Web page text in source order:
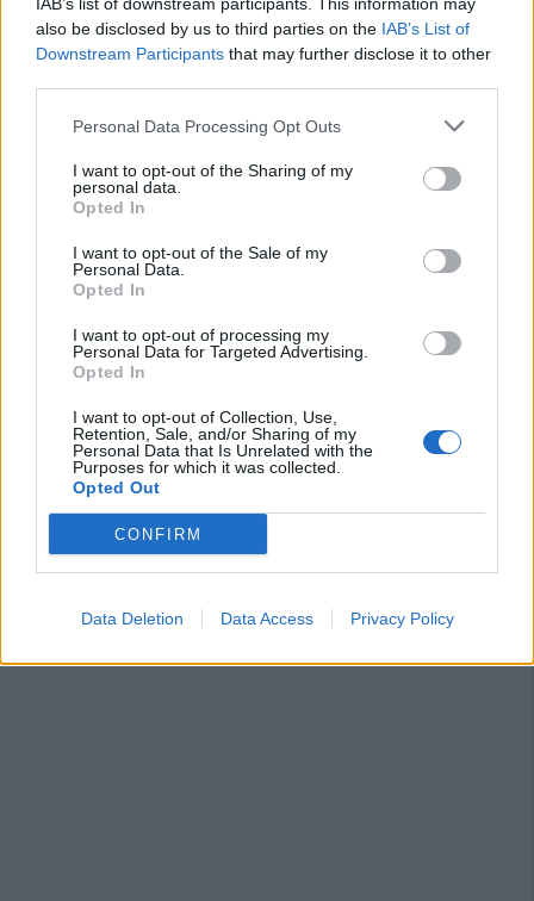
also be disclosed by us to third parties on the IAB’s List of
Downstream Participants that may further disclose it to other
Personal Data Processing Opt Outs
I want to opt-out of the Sharing of my
personal data.
Opted In
I want to opt-out of the Sale of my
Personal Data.
Opted In
I want to opt-out of processing my
Personal Data for Targeted Advertising.
Opted In
I want to opt-out of Collection, Use,
Retention, Sale, and/or Sharing of my
Personal Data that Is Unrelated with the
Purposes for which it was collected.
Opted Out
CONFIRM
Data Deletion Data Access Privacy Policy
17 Sebastian Lamacchia Bonorva 1
Leonel Manfredi Nuorese